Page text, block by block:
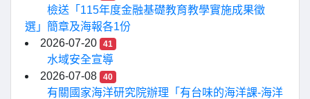
檢送「115年度金融基礎教育教學實施成果徵
選」簡章及海報各1份
2026-07-20
41
水域安全宣導
2026-07-08
40
有關國家海洋研究院辦理「有台味的海洋課-海洋